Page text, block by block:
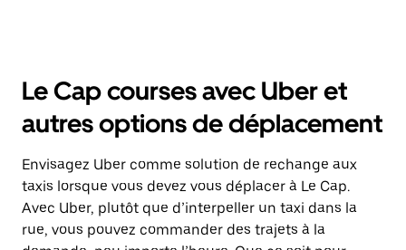
Le Cap courses avec Uber et
autres options de déplacement
Envisagez Uber comme solution de rechange aux
taxis lorsque vous devez vous déplacer à Le Cap.
Avec Uber, plutôt que d’interpeller un taxi dans la
rue, vous pouvez commander des trajets à la